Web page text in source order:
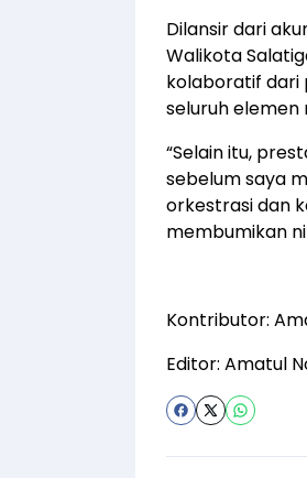
Dilansir dari
Walikota
kolaboratif dari
seluruh elemen
“Selain itu,
sebelum saya
orkestrasi dan
membumikan
Kontributor:
Editor: Amatul